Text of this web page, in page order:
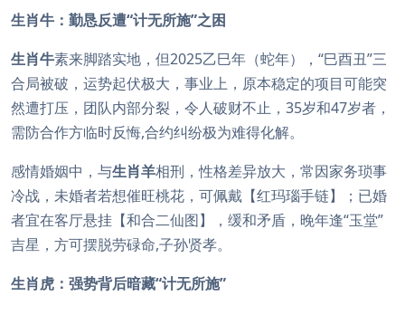
生肖牛：勤恳反遭“计无所施”之困
生肖牛素来脚踏实地，但2025乙巳年（蛇年），“巳酉丑”三
合局被破，运势起伏极大，事业上，原本稳定的项目可能突
然遭打压，团队内部分裂，令人破财不止，35岁和47岁者，
需防合作方临时反悔,合约纠纷极为难得化解。
感情婚姻中，与生肖羊相刑，性格差异放大，常因家务琐事
冷战，未婚者若想催旺桃花，可佩戴【红玛瑙手链】；已婚
者宜在客厅悬挂【和合二仙图】，缓和矛盾，晚年逢“玉堂”
吉星，方可摆脱劳碌命,子孙贤孝。
生肖虎：强势背后暗藏“计无所施”